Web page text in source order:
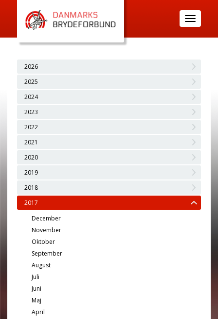
Toggle
navigation
2026
2025
2024
2023
2022
2021
2020
2019
2018
2017
December
November
Oktober
September
August
Juli
Juni
Maj
April